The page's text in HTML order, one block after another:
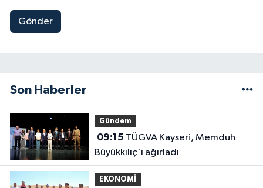
Gönder
Son Haberler
Gündem
09:15
Büyükkılıç'ı ağırladı
EKONOMİ